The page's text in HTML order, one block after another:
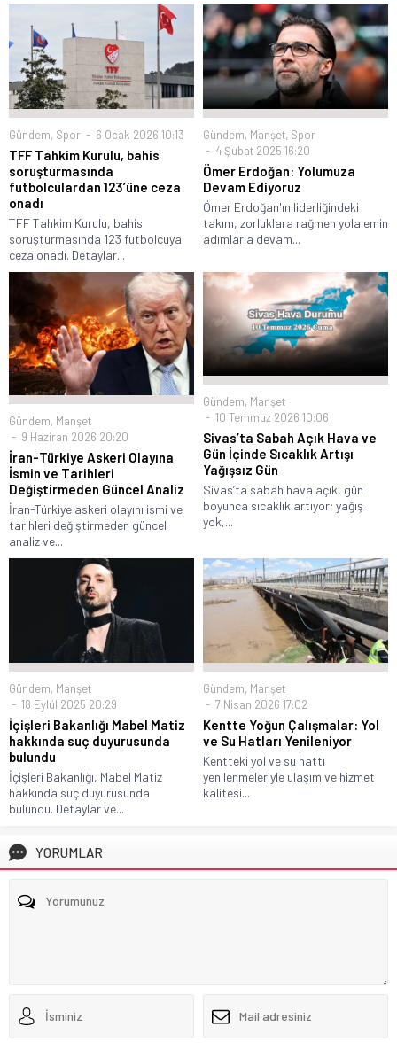
Gündem, Spor 6 Ocak 2026 10:13
TFF Tahkim Kurulu, bahis
soruşturmasında
futbolculardan 123’üne ceza
onadı
TFF Tahkim Kurulu, bahis
soruşturmasında 123 futbolcuya
ceza onadı. Detaylar...
Gündem, Manşet, Spor
4 Şubat 2025 16:20
Ömer Erdoğan: Yolumuza
Devam Ediyoruz
Ömer Erdoğan'ın liderliğindeki
takım, zorluklara rağmen yola emin
adımlarla devam...
Gündem, Manşet
9 Haziran 2026 20:20
İran-Türkiye Askeri Olayına
İsmin ve Tarihleri
Değiştirmeden Güncel Analiz
İran-Türkiye askeri olayını ismi ve
tarihleri değiştirmeden güncel
analiz ve...
Gündem, Manşet
10 Temmuz 2026 10:06
Sivas’ta Sabah Açık Hava ve
Gün İçinde Sıcaklık Artışı
Yağışsız Gün
Sivas’ta sabah hava açık, gün
boyunca sıcaklık artıyor; yağış
yok,...
Gündem, Manşet
18 Eylül 2025 20:29
İçişleri Bakanlığı Mabel Matiz
hakkında suç duyurusunda
bulundu
İçişleri Bakanlığı, Mabel Matiz
hakkında suç duyurusunda
bulundu. Detaylar ve...
Gündem, Manşet
7 Nisan 2026 17:02
Kentte Yoğun Çalışmalar: Yol
ve Su Hatları Yenileniyor
Kentteki yol ve su hattı
yenilenmeleriyle ulaşım ve hizmet
kalitesi...
YORUMLAR